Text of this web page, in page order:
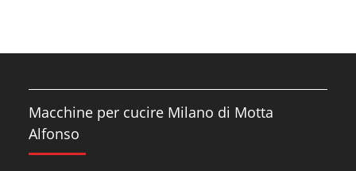
Macchine per cucire Milano di Motta
Alfonso